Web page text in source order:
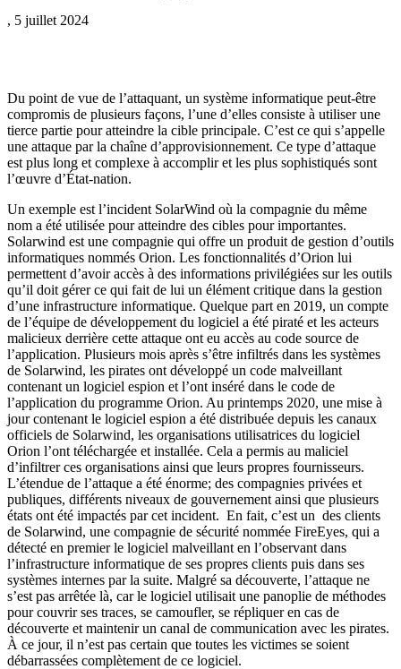
, 5 juillet 2024
Du point de vue de l’attaquant, un système informatique peut-être
compromis de plusieurs façons, l’une d’elles consiste à utiliser une
tierce partie pour atteindre la cible principale. C’est ce qui s’appelle
une attaque par la chaîne d’approvisionnement. Ce type d’attaque
est plus long et complexe à accomplir et les plus sophistiqués sont
l’œuvre d’État-nation.
Un exemple est l’incident SolarWind où la compagnie du même
nom a été utilisée pour atteindre des cibles pour importantes.
Solarwind est une compagnie qui offre un produit de gestion d’outils
informatiques nommés Orion. Les fonctionnalités d’Orion lui
permettent d’avoir accès à des informations privilégiées sur les outils
qu’il doit gérer ce qui fait de lui un élément critique dans la gestion
d’une infrastructure informatique. Quelque part en 2019, un compte
de l’équipe de développement du logiciel a été piraté et les acteurs
malicieux derrière cette attaque ont eu accès au code source de
l’application. Plusieurs mois après s’être infiltrés dans les systèmes
de Solarwind, les pirates ont développé un code malveillant
contenant un logiciel espion et l’ont inséré dans le code de
l’application du programme Orion. Au printemps 2020, une mise à
jour contenant le logiciel espion a été distribuée depuis les canaux
officiels de Solarwind, les organisations utilisatrices du logiciel
Orion l’ont téléchargée et installée. Cela a permis au maliciel
d’infiltrer ces organisations ainsi que leurs propres fournisseurs.
L’étendue de l’attaque a été énorme; des compagnies privées et
publiques, différents niveaux de gouvernement ainsi que plusieurs
états ont été impactés par cet incident. En fait, c’est un des clients
de Solarwind, une compagnie de sécurité nommée FireEyes, qui a
détecté en premier le logiciel malveillant en l’observant dans
l’infrastructure informatique de ses propres clients puis dans ses
systèmes internes par la suite. Malgré sa découverte, l’attaque ne
s’est pas arrêtée là, car le logiciel utilisait une panoplie de méthodes
pour couvrir ses traces, se camoufler, se répliquer en cas de
découverte et maintenir un canal de communication avec les pirates.
À ce jour, il n’est pas certain que toutes les victimes se soient
débarrassées complètement de ce logiciel.